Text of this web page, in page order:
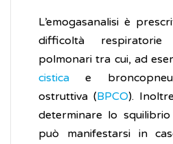
L’emogasanalisi è
difficoltà
polmonari tra cui, ad
cistica e
ostruttiva (BPCO).
determinare lo
può manifestarsi in